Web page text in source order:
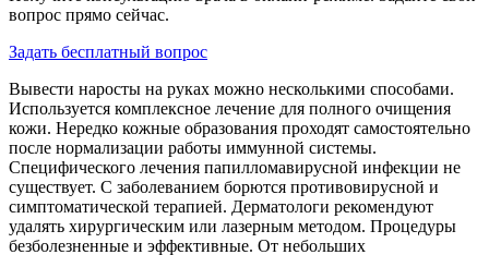
вопрос прямо сейчас.
Задать бесплатный вопрос
Вывести наросты на руках можно несколькими способами.
Используется комплексное лечение для полного очищения
кожи. Нередко кожные образования проходят самостоятельно
после нормализации работы иммунной системы.
Специфического лечения папилломавирусной инфекции не
существует. С заболеванием борются противовирусной и
симптоматической терапией. Дерматологи рекомендуют
удалять хирургическим или лазерным методом. Процедуры
безболезненные и эффективные. От небольших